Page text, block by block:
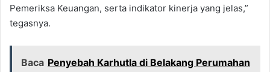
Pemeriksa Keuangan, serta indikator kinerja yang jelas,”
tegasnya.
Baca Penyebah Karhutla di Belakang Perumahan